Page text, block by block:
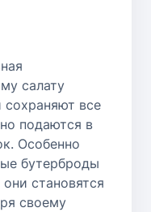
салату
все
подаются в
Особенно
бутерброды
становятся
своему